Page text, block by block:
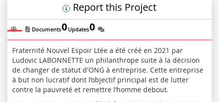
Report this Project
Fraternité Nouvel Espoir Ltée a été créé en 2021 par
Ludovic LABONNETTE un philanthrope suite à la décision
de changer de statut d'ONG à entreprise. Cette entreprise
à but non lucratif dont l’objectif principal est de lutter
contre la pauvreté et remettre l’homme debout.
Documents0 Updates0